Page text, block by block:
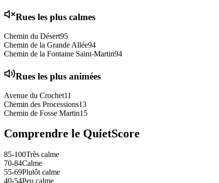
Rues les plus calmes
Chemin du Désert95
Chemin de la Grande Allée94
Chemin de la Fontaine Saint-Martin94
Rues les plus animées
Avenue du Crochet11
Chemin des Processions13
Chemin de Fosse Martin15
Comprendre le QuietScore
85-100Très calme
70-84Calme
55-69Plutôt calme
40-54Peu calme